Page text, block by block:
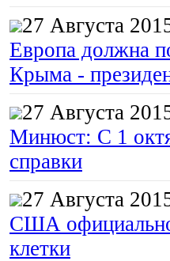
27 Августа
Европа должна
Крыма -
27 Августа
Минюст: С 1
справки
27 Августа
США официально
клетки